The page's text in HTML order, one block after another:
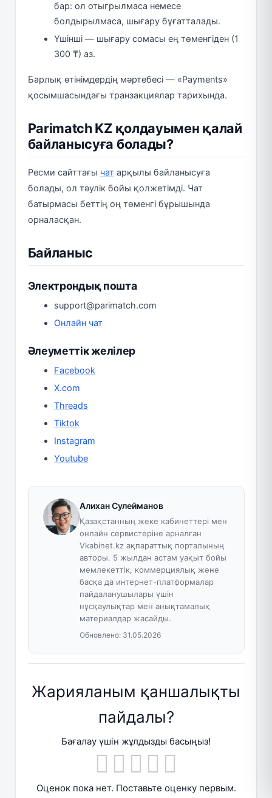
бар: ол отыгрылмаса немесе
болдырылмаса, шығару бұғатталады.
Үшінші — шығару сомасы ең төменгіден (1
300 ₸) аз.
Барлық өтінімдердің мәртебесі — «Payments»
қосымшасындағы транзакциялар тарихында.
Parimatch KZ қолдауымен қалай
байланысуға болады?
Ресми сайттағы чат арқылы байланысуға
болады, ол тәулік бойы қолжетімді. Чат
батырмасы беттің оң төменгі бұрышында
орналасқан.
Байланыс
Электрондық пошта
support@parimatch.com
Онлайн чат
Әлеуметтік желілер
Facebook
X.com
Threads
Tiktok
Instagram
Youtube
Алихан Сулейманов
Қазақстанның жеке кабинеттері мен
онлайн сервистеріне арналған
Vkabinet.kz ақпараттық порталының
авторы. 5 жылдан астам уақыт бойы
мемлекеттік, коммерциялық және
басқа да интернет-платформалар
пайдаланушылары үшін
нұсқаулықтар мен анықтамалық
материалдар жасайды.
Обновлено: 31.05.2026
Жарияланым қаншалықты
пайдалы?
Бағалау үшін жұлдызды басыңыз!
Оценок пока нет. Поставьте оценку первым.